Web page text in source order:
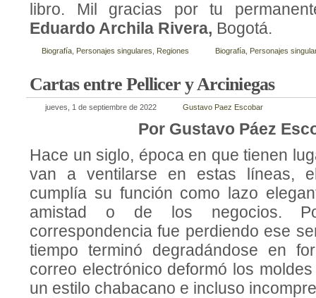
libro. Mil gracias por tu
Eduardo Archila Rivera, Bogotá.
Biografía Personajes singulares Regiones Biografía Personajes
Cartas entre Pellicer y Arciniegas
jueves, 1 de septiembre de 2022 Gustavo Paez Escobar
Por Gustavo Páez
Hace un siglo, época en que tienen
van a ventilarse en estas líneas,
cumplía su función como lazo
amistad o de los negocios.
correspondencia fue perdiendo ese
tiempo terminó degradándose en
correo electrónico deformó los
un estilo chabacano e incluso